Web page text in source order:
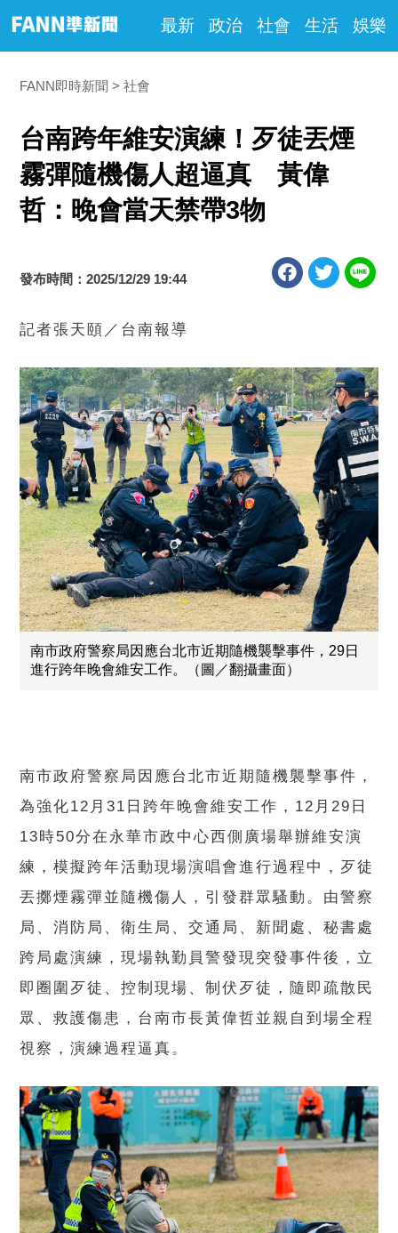
最新 政治 社會 生活 娛樂
FANN即時新聞 社會
台南跨年維安演練！歹徒丟煙
霧彈隨機傷人超逼真 黃偉
哲：晚會當天禁帶3物
發布時間：2025/12/29 19:44
記者張天頤／台南報導
南市政府警察局因應台北市近期隨機襲擊事件，29日
進行跨年晚會維安工作。（圖／翻攝畫面）
南市政府警察局因應台北市近期隨機襲擊事件，
為強化12月31日跨年晚會維安工作，12月29日
13時50分在永華市政中心西側廣場舉辦維安演
練，模擬跨年活動現場演唱會進行過程中，歹徒
丟擲煙霧彈並隨機傷人，引發群眾騷動。由警察
局、消防局、衛生局、交通局、新聞處、秘書處
跨局處演練，現場執勤員警發現突發事件後，立
即圈圍歹徒、控制現場、制伏歹徒，隨即疏散民
眾、救護傷患，台南市長黃偉哲並親自到場全程
視察，演練過程逼真。